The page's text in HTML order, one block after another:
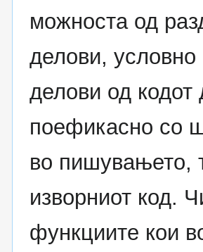
можноста од
делови,
делови од кодот
поефикасно со
во пишувањето,
изворниот код.
функциите кои